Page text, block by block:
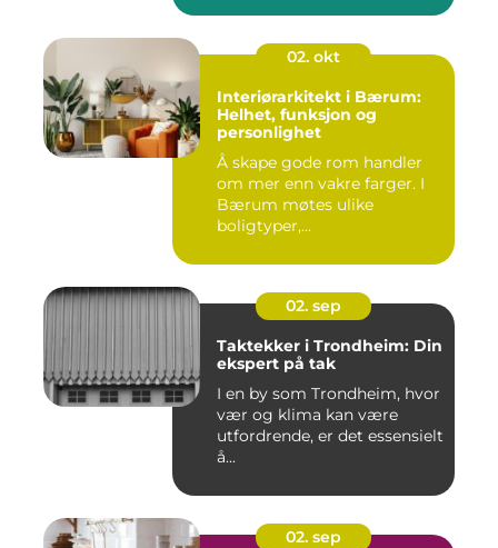
02. okt
Interiørarkitekt i Bærum:
Helhet, funksjon og
personlighet
Å skape gode rom handler
om mer enn vakre farger. I
Bærum møtes ulike
boligtyper,...
02. sep
Taktekker i Trondheim: Din
ekspert på tak
I en by som Trondheim, hvor
vær og klima kan være
utfordrende, er det essensielt
å...
02. sep